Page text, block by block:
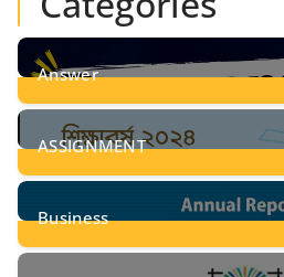
Answer
28Posts
ASSIGNMENT
24Posts
Business
8Posts